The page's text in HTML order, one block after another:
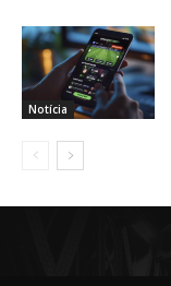
Notícia